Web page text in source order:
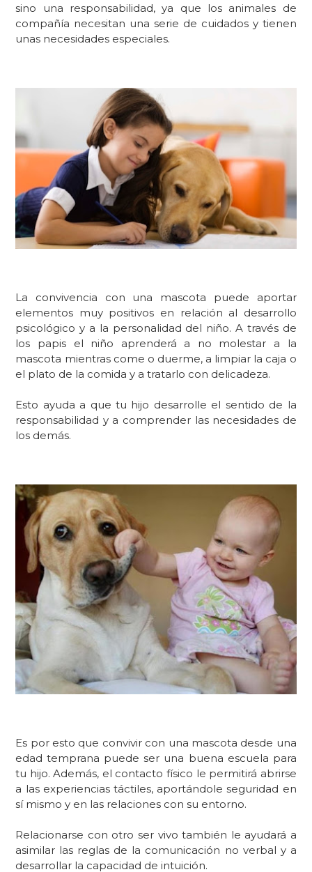
sino una responsabilidad, ya que los animales de
compañía necesitan una serie de cuidados y tienen
unas necesidades especiales.
La convivencia con una mascota
puede aportar
elementos muy positivos en relación al desarrollo
psicológico y a la personalidad del niño. A través de
los papis el niño aprenderá a no molestar a la
mascota mientras come o duerme, a limpiar la caja o
el plato de la comida y a tratarlo con delicadeza.
Esto ayuda a que tu hijo desarrolle el sentido de la
responsabilidad y a comprender las necesidades de
los demás.
Es por esto que convivir con una mascota desde una
edad temprana puede ser una buena escuela para
tu hijo. Además, el contacto físico le permitirá abrirse
a las experiencias táctiles, aportándole seguridad en
sí mismo y en las relaciones con su entorno.
Relacionarse con otro ser vivo también le ayudará a
asimilar las reglas de la comunicación no verbal y a
desarrollar la capacidad de intuición.